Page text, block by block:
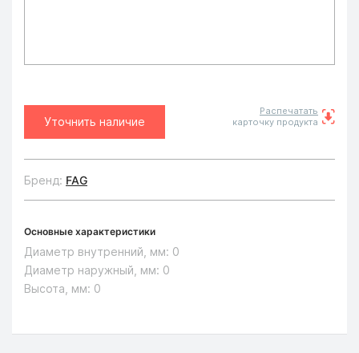
Уточнить наличие
Распечатать
карточку продукта
Бренд: FAG
Основные характеристики
Диаметр внутренний, мм: 0
Диаметр наружный, мм: 0
Высота, мм: 0